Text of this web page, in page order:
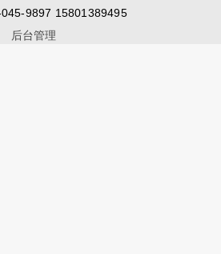
9897 15801389495
后台管理